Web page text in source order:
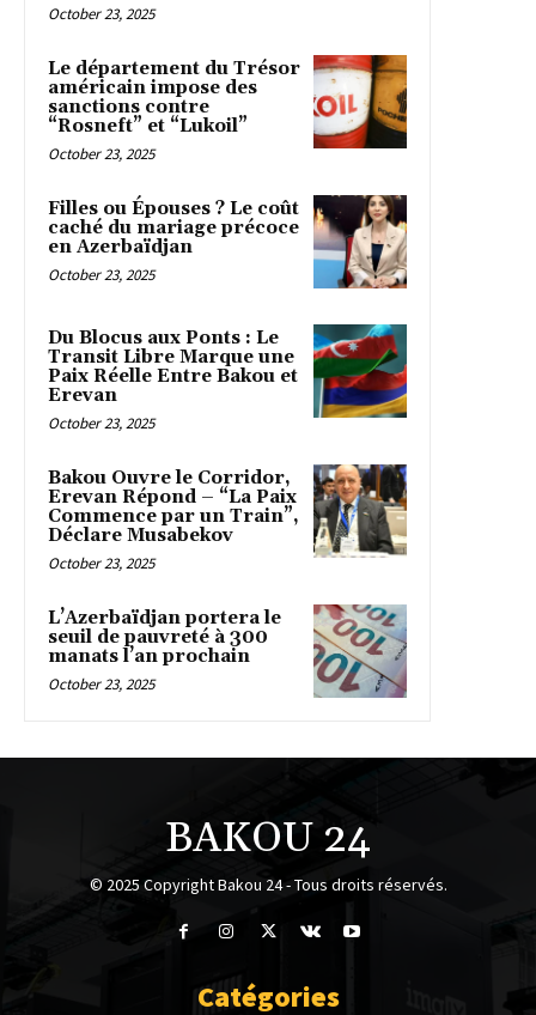
October 23, 2025
Le département du Trésor
américain impose des
sanctions contre
“Rosneft” et “Lukoil”
October 23, 2025
Filles ou Épouses ? Le coût
caché du mariage précoce
en Azerbaïdjan
October 23, 2025
Du Blocus aux Ponts : Le
Transit Libre Marque une
Paix Réelle Entre Bakou et
Erevan
October 23, 2025
Bakou Ouvre le Corridor,
Erevan Répond – “La Paix
Commence par un Train”,
Déclare Musabekov
October 23, 2025
L’Azerbaïdjan portera le
seuil de pauvreté à 300
manats l’an prochain
October 23, 2025
BAKOU 24
© 2025 Copyright Bakou 24 - Tous droits réservés.
Catégories